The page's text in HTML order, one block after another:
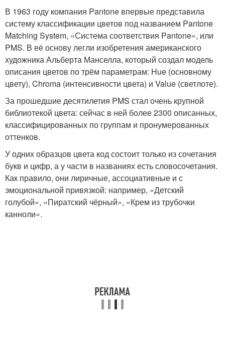
В 1963 году компания Pantone впервые представила
систему классификации цветов под названием Pantone
Matching System, «Система соответствия Pantone», или
PMS. В её основу легли изобретения американского
художника Альберта Манселла, который создал модель
описания цветов по трём параметрам: Hue (основному
цвету), Chroma (интенсивности цвета) и Value (светлоте).
За прошедшие десятилетия PMS стал очень крупной
библиотекой цвета: сейчас в ней более 2300 описанных,
классифицированных по группам и пронумерованных
оттенков.
У одних образцов цвета код состоит только из сочетания
букв и цифр, а у части в названиях есть словосочетания.
Как правило, они лиричные, ассоциативные и с
эмоциональной привязкой: например, «Детский
голубой», «Пиратский чёрный», «Крем из трубочки
канноли».